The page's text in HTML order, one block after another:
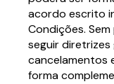
acordo escrito
Condições.
seguir
cancelamentos
forma